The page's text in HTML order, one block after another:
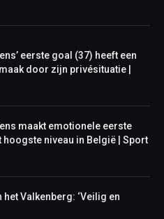
eerste goal (37) heeft een
door zijn privésituatie |
maakt emotionele eerste
hoogste niveau in België | Sport
het Valkenberg: ‘Veilig en